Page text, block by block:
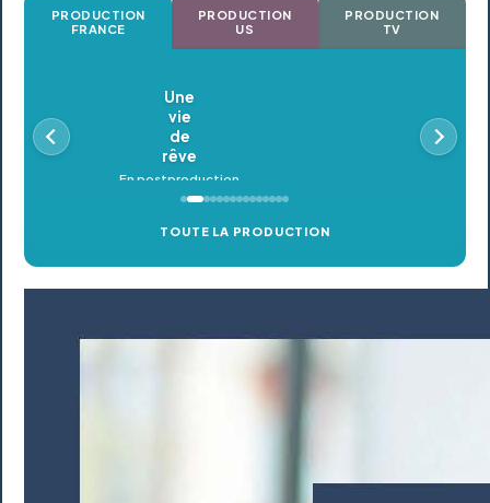
PRODUCTION
FRANCE
PRODUCTION
US
PRODUCTION
TV
Oldeupe
En postproduction
TOUTE LA PRODUCTION